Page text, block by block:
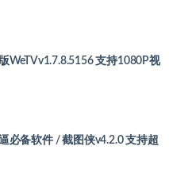
WeTVv1.7.8.5156 支持1080P视
必备软件 / 截图侠v4.2.0 支持超